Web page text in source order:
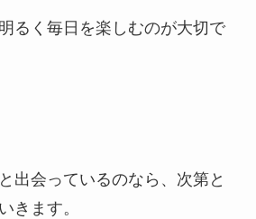
るく毎日を楽しむのが大切で
出会っているのなら、次第と
きます。